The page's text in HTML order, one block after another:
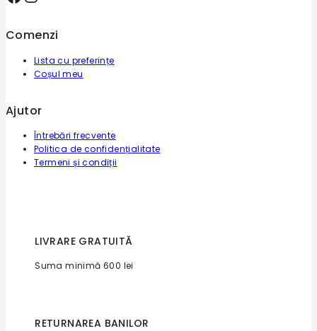
Comenzi
Lista cu preferințe
Coșul meu
Ajutor
Întrebări frecvente
Politica de confidențialitate
Termeni și condiții
LIVRARE GRATUITĂ
Suma minimă 600 lei
RETURNAREA BANILOR